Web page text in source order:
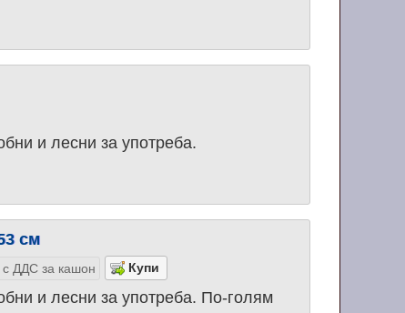
и лесни за употреба.
см
с ДДС за кашон
и лесни за употреба. По-голям